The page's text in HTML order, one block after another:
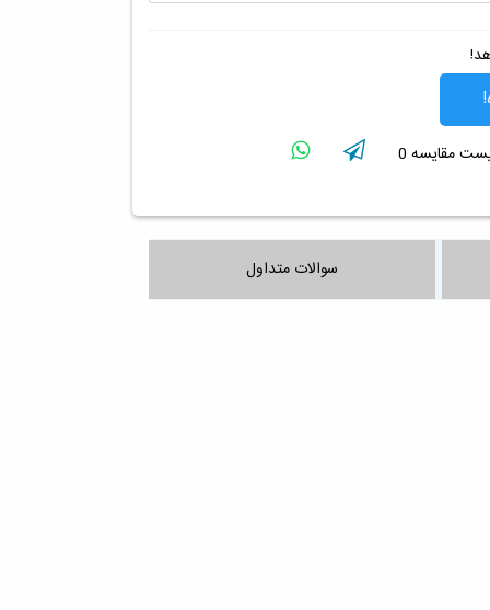
مقایسه 0
سوالات متداول